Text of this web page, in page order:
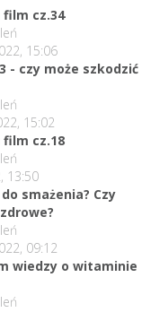
film cz.34
15:06
- czy może szkodzić
15:02
film cz.18
13:50
smażenia? Czy
09:12
wiedzy o witaminie